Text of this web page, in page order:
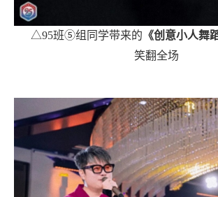
△95班⑤组同学带来的 《创意小人舞
笑翻全场